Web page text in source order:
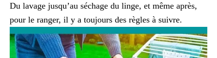
Du lavage jusqu’au séchage du linge, et même après,
pour le ranger, il y a toujours des règles à suivre.